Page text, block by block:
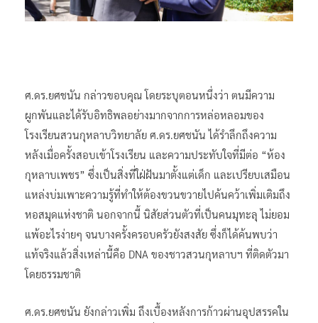
ศ.ดร.ยศชนัน กล่าวขอบคุณ โดยระบุตอนหนึ่งว่า ตนมีความ
ผูกพันและได้รับอิทธิพลอย่างมากจากการหล่อหลอมของ
โรงเรียนสวนกุหลาบวิทยาลัย ศ.ดร.ยศชนัน ได้รำลึกถึงความ
หลังเมื่อครั้งสอบเข้าโรงเรียน และความประทับใจที่มีต่อ “ห้อง
กุหลาบเพชร” ซึ่งเป็นสิ่งที่ใฝ่ฝันมาตั้งแต่เด็ก และเปรียบเสมือน
แหล่งบ่มเพาะความรู้ที่ทำให้ต้องขวนขวายไปค้นคว้าเพิ่มเติมถึง
หอสมุดแห่งชาติ นอกจากนี้ นิสัยส่วนตัวที่เป็นคนมุทะลุ ไม่ยอม
แพ้อะไรง่ายๆ จนบางครั้งครอบครัวยังสงสัย ซึ่งก็ได้ค้นพบว่า
แท้จริงแล้วสิ่งเหล่านี้คือ DNA ของชาวสวนกุหลาบฯ ที่ติดตัวมา
โดยธรรมชาติ
ศ.ดร.ยศชนัน ยังกล่าวเพิ่ม ถึงเบื้องหลังการก้าวผ่านอุปสรรคใน